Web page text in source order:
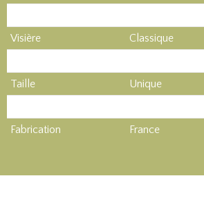
Visière
Classique
Taille
Unique
Fabrication
France